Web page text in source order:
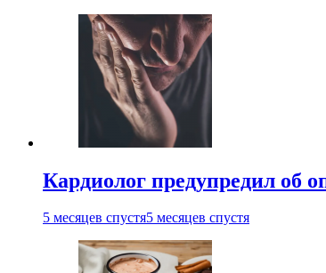
Кардиолог предупредил об
5 месяцев спустя5 месяцев спустя